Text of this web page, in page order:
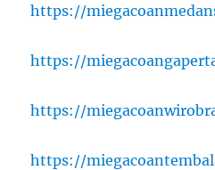
https://
https://
https://
https://